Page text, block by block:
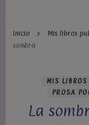
Inicio Mis libros
sombra
MIS LIBROS
PROSA
La